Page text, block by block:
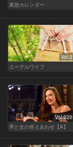
東急カレンダー
Vol.2
エーデルワイフ
Vol.220
男と女の答えあわせ【A】